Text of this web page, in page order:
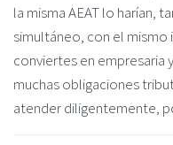
la misma AEAT lo harían,
simultáneo, con el
conviertes en empresaria
muchas obligaciones
atender diligentemente,